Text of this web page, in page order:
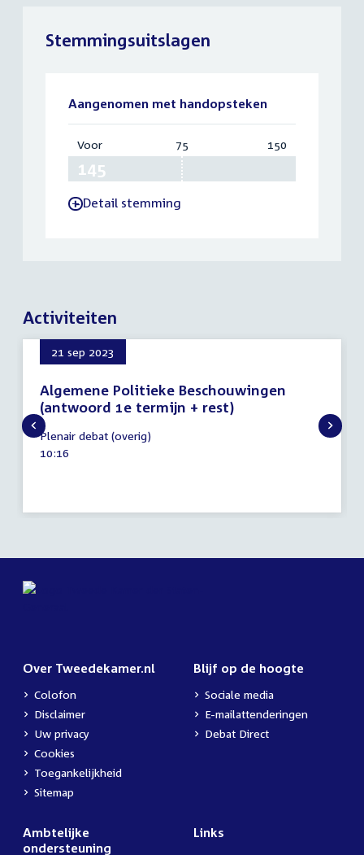
Stemmingsuitslagen
Aangenomen met handopsteken
Voor:
75 150
-Detail stemming
Activiteiten
21 sep 2023
Algemene Politieke Beschouwingen
(antwoord 1e termijn + rest)
21
september
2023
Plenair debat (overig)
Tijd
10:16
Over Tweedekamer.nl
Colofon
Disclaimer
Uw privacy
Cookies
Toegankelijkheid
Sitemap
Blijf op de hoogte
Sociale media
E-mailattenderingen
Debat Direct
Ambtelijke
ondersteuning
Links